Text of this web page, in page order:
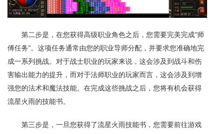
第二步是，在您获得高级职业角色之后，您需要完美完成“师
傅任务”。这项任务通常由您的职业导师分配，并要求您准确地完
成一系列挑战。对于战士职业的玩家来说，这会涉及到战斗和伤
害输出能力的提升，而对于法师职业的玩家而言，这会涉及到增
强您的法术和魔法技能。在完成这些挑战之后，您将有机会获得
流星火雨的技能书。
第三步是，一旦您获得了流星火雨技能书，您需要前往游戏